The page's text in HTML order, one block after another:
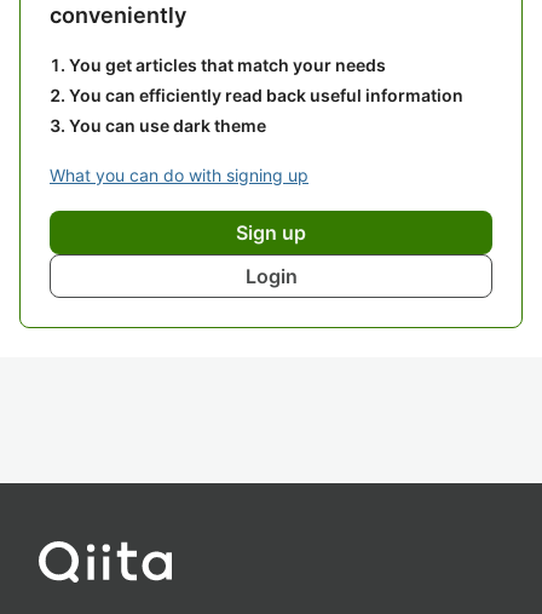
conveniently
You get articles that match your needs
You can efficiently read back useful information
You can use dark theme
What you can do with signing up
Sign up
Login